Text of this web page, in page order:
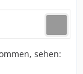
sehen: